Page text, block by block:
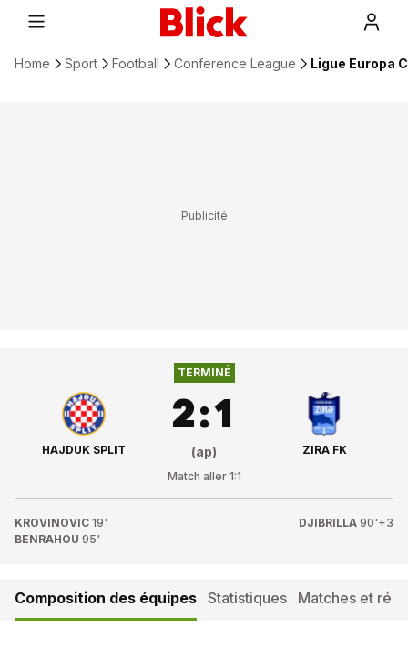
Home Sport Football Conference League Ligue Europa
2:1
HAJDUK SPLIT
TERMINÉ
2:1
(ap)
Match aller 1:1
ZIRA FK
KROVINOVIC 19'
BENRAHOU 95'
DJIBRILLA 90'+3
Composition des équipes Statistiques Matches et